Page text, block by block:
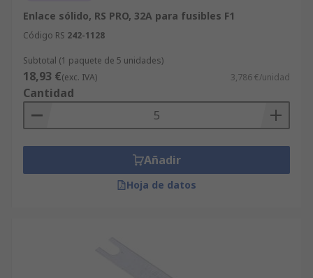
Enlace sólido, RS PRO, 32A para fusibles F1
Código RS 242-1128
Subtotal (1 paquete de 5 unidades)
18,93 €(exc. IVA) 3,786 €/unidad
Cantidad
Añadir
Hoja de datos